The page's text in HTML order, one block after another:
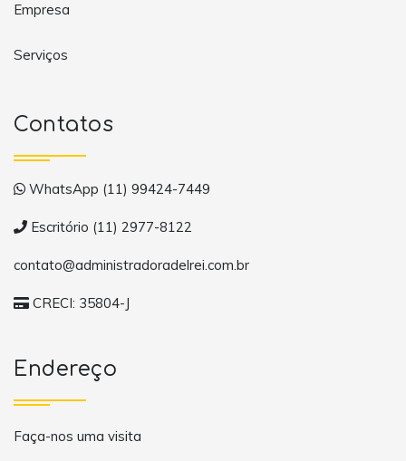
Empresa
Serviços
Contatos
WhatsApp (11) 99424-7449
Escritório (11) 2977-8122
contato@administradoradelrei.com.br
CRECI: 35804-J
Endereço
Faça-nos uma visita